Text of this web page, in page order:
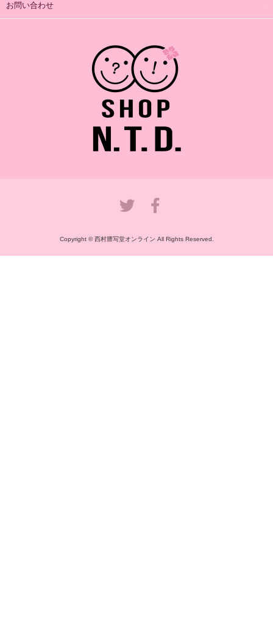
お問い合わせ
Copyright © 西村謄写堂オンライン All Rights Reserved.